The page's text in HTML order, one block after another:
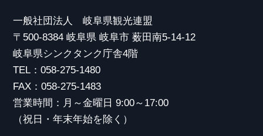
一般社団法人 岐阜県観光連盟
〒500-8384 岐阜県 岐阜市 薮田南5-14-12
岐阜県シンクタンク庁舎4階
TEL：058-275-1480
FAX：058-275-1483
営業時間：月～金曜日 9:00～17:00
（祝日・年末年始を除く）